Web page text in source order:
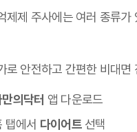
제제 주사에는 여러 종류가
로 안전하고 간편한 비대면
의닥터 앱 다운로드
탭에서 다이어트선택